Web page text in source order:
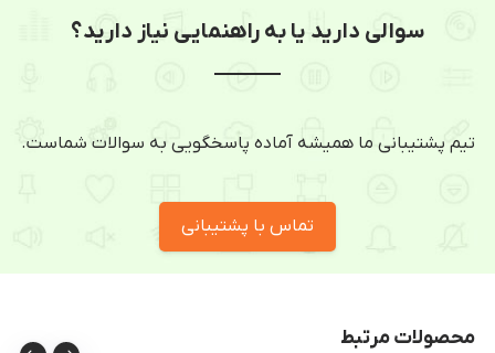
سوالی دارید یا به راهنمایی نیاز دارید؟
تیم پشتیبانی ما همیشه آماده پاسخگویی به سوالات شماست.
تماس با پشتیبانی
محصولات مرتبط